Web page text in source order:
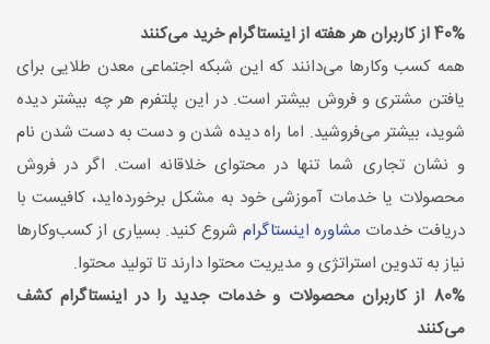
40% از کاربران هر هفته از اینستاگرام خرید می‌کنند
همه کسب وکارها می‌دانند که این شبکه اجتماعی معدن طلایی برای
یافتن مشتری و فروش بیشتر است. در این پلتفرم هر چه بیشتر دیده
شوید، بیشتر می‌فروشید. اما راه دیده شدن و دست به دست شدن نام
و نشان تجاری شما تنها در محتوای خلاقانه است. اگر در فروش
محصولات یا خدمات آموزشی خود به مشکل برخورده‌اید، کافیست با
دریافت خدمات مشاوره اینستاگرام شروع کنید. بسیاری از کسب‌و‌کارها
نیاز به تدوین استراتژی و مدیریت محتوا دارند تا تولید محتوا.
80% از کاربران محصولات و خدمات جدید را در اینستاگرام کشف
می‌کنند